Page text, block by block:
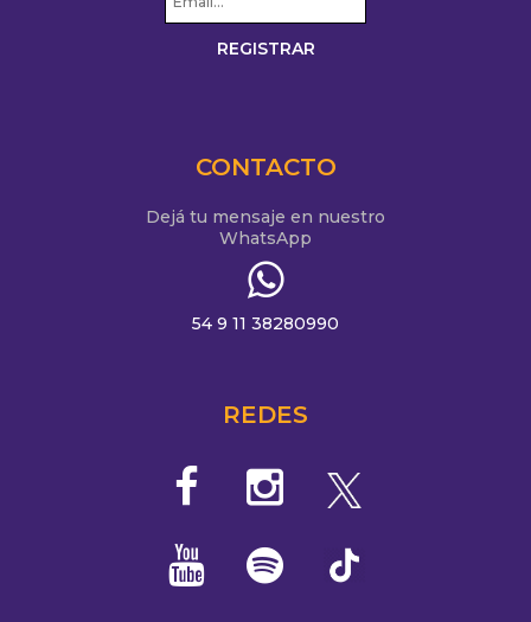
CONTACTO
Dejá tu mensaje en nuestro
WhatsApp
54 9 11 38280990
REDES